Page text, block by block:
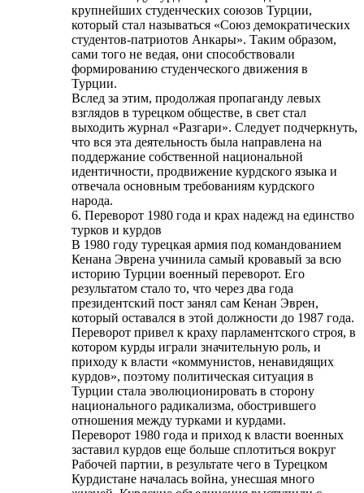
крупнейших студенческих союзов Турции,
который стал называться «Союз демократических
студентов-патриотов Анкары». Таким образом,
сами того не ведая, они способствовали
формированию студенческого движения в
Турции.
Вслед за этим, продолжая пропаганду левых
взглядов в турецком обществе, в свет стал
выходить журнал «Разгари». Следует подчеркнуть,
что вся эта деятельность была направлена на
поддержание собственной национальной
идентичности, продвижение курдского языка и
отвечала основным требованиям курдского
народа.
6. Переворот 1980 года и крах надежд на единство
турков и курдов
В 1980 году турецкая армия под командованием
Кенана Эврена учинила самый кровавый за всю
историю Турции военный переворот. Его
результатом стало то, что через два года
президентский пост занял сам Кенан Эврен,
который оставался в этой должности до 1987 года.
Переворот привел к краху парламентского строя, в
котором курды играли значительную роль, и
приходу к власти «коммунистов, ненавидящих
курдов», поэтому политическая ситуация в
Турции стала эволюционировать в сторону
национального радикализма, обострившего
отношения между турками и курдами.
Переворот 1980 года и приход к власти военных
заставил курдов еще больше сплотиться вокруг
Рабочей партии, в результате чего в Турецком
Курдистане началась война, унесшая много